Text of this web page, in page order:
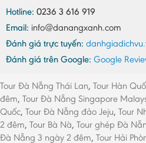
Hotline: 0236 3 616 919
Email: info@danangxanh.com
Đánh giá trực tuyến:
Đánh giá trên Google: Google
Tour Đà Nẵng Thái Lan, Tour Hàn
đêm, Tour Đà Nẵng Singapore
Quốc, Tour Đà Nẵng đảo Jeju, Tour
2 đêm, Tour Bà Nà, Tour ghép Đà
Đà Nẵng 3 ngày 2 đêm, Tour Hải